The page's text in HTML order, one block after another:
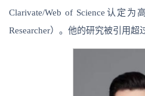
Clarivate/Web of Science认定
Researcher）。他的研究被引用超